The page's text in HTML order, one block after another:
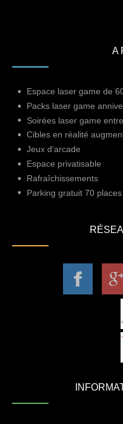
A
Espace laser game de
Packs laser game
Soirées laser game
Cibles en réalité
Jeux d'arcade
Espace privatisable
Rafraîchissements
Parking gratuit 70 places